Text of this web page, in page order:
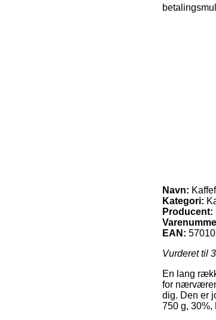
Navn:
Kategori:
Producent:
EAN:
Vurderet til
En lang
for
dig. Den er
750 g, 30%,